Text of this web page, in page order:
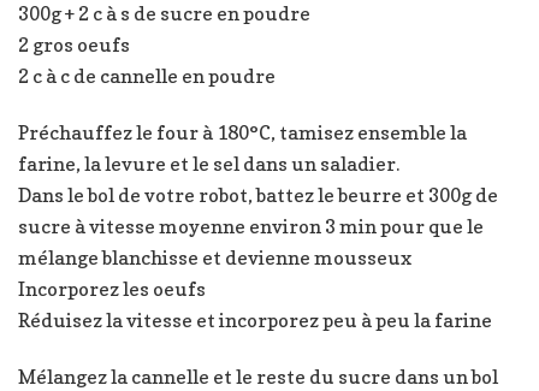
300g + 2 c à s de sucre en poudre
2 gros oeufs
2 c à c de cannelle en poudre
Préchauffez le four à 180°C, tamisez ensemble la
farine, la levure et le sel dans un saladier.
Dans le bol de votre robot, battez le beurre et 300g de
sucre à vitesse moyenne environ 3 min pour que le
mélange blanchisse et devienne mousseux
Incorporez les oeufs
Réduisez la vitesse et incorporez peu à peu la farine
Mélangez la cannelle et le reste du sucre dans un bol